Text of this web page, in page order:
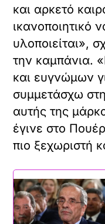
και αρκετό
ικανοποιητικό
υλοποιείται»,
την καμπάνια.
και ευγνώμων
συμμετάσχω
αυτής της
έγινε στο
πιο ξεχωριστή